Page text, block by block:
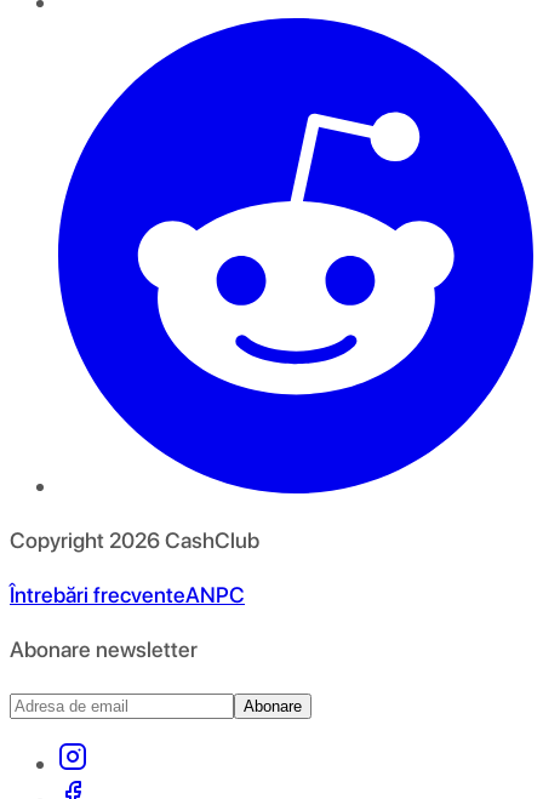
Copyright 2026CashClub
Întrebări frecventeANPC
Abonare newsletter
Abonare